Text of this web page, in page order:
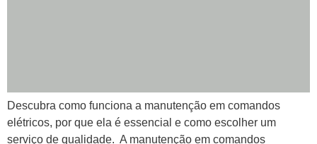
Descubra como funciona a manutenção em comandos
elétricos, por que ela é essencial e como escolher um
serviço de qualidade. A manutenção em comandos